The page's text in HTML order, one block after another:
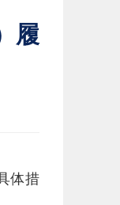
履
体措